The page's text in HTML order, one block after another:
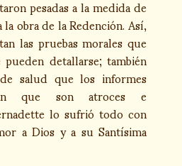
pesadas a la medida de
obra de la Redención. Así,
las pruebas morales que
detallarse; también
salud que los informes
que son atroces e
lo sufrió todo con
a Dios y a su Santísima